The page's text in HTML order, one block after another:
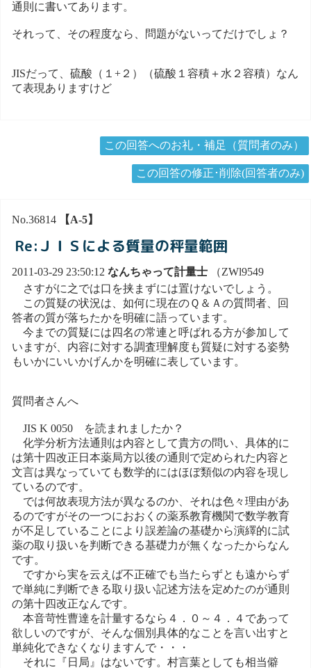
通則に書いてあります。
それって、その程度なら、問題がないってだけでしょ？
JISだって、硫酸（１+２）（硫酸１容積＋水２容積）なん
て表現ありますけど
この回答へのお礼・補足（質問者のみ）
この回答の修正･削除(回答者のみ)
No.36814 【A-5】
Re:ＪＩＳによる質量の秤量範囲
2011-03-29 23:50:12 なんちゃって計量士 （ZWl9549
さすがに之では口を挟まずには置けないでしょう。
この質疑の状況は、如何に現在のＱ＆Ａの質問者、回
答者の質が落ちたかを明確に語っています。
今までの質疑には四名の常連と呼ばれる方が参加して
いますが、内容に対する調査理解度も質疑に対する姿勢
もいかにいいかげんかを明確に表しています。
質問者さんへ
JIS K 0050 を読まれましたか？
化学分析方法通則は内容として貴方の問い、具体的に
は第十四改正日本薬局方以後の通則で定められた内容と
文言は異なっていても数学的にはほぼ類似の内容を現し
ているのです。
では何故表現方法が異なるのか、それは色々理由があ
るのですがその一つにおおくの薬系教育機関で数学教育
が不足していることにより誤差論の基礎から演繹的に試
薬の取り扱いを判断できる基礎力が無くなったからなん
です。
ですから実を云えば不正確でも当たらずとも遠からず
で単純に判断できる取り扱い記述方法を定めたのが通則
の第十四改正なんです。
本音苛性曹達を計量するなら４．０～４．４であって
欲しいのですが、そんな個別具体的なことを言い出すと
単純化できなくなりますんで・・・
それに『日局』はないです。村言葉としても相当僻